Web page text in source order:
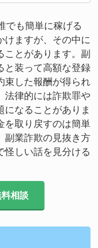
でも簡単に稼げる
けますが、その中に
ことがあります。副
と装って高額な登録
束した報酬が得られ
法律的には詐欺罪や
になることがありま
を取り戻すのは簡単
副業詐欺の見抜き方
怪しい話を見分ける
相談